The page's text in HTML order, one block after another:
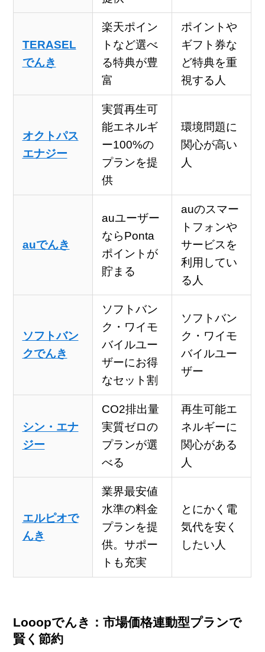
TERASEL
でんき
楽天ポイン
トなど選べ
る特典が豊
富
ポイントや
ギフト券な
ど特典を重
視する人
オクトパス
エナジー
実質再生可
能エネルギ
ー100%の
プランを提
供
環境問題に
関心が高い
人
auでんき
auユーザー
ならPonta
ポイントが
貯まる
auのスマー
トフォンや
サービスを
利用してい
る人
ソフトバン
クでんき
ソフトバン
ク・ワイモ
バイルユー
ザーにお得
なセット割
ソフトバン
ク・ワイモ
バイルユー
ザー
シン・エナ
ジー
CO2排出量
実質ゼロの
プランが選
べる
再生可能エ
ネルギーに
関心がある
人
エルピオで
んき
業界最安値
水準の料金
プランを提
供。サポー
トも充実
とにかく電
気代を安く
したい人
Looopでんき：市場価格連動型プランで
賢く節約